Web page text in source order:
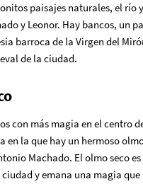
paisajes naturales, el río
y Leonor. Hay bancos, un
barroca de la Virgen del
de la ciudad.
con más magia en el centro
en la que hay un hermoso
Machado. El olmo seco
y emana una magia que